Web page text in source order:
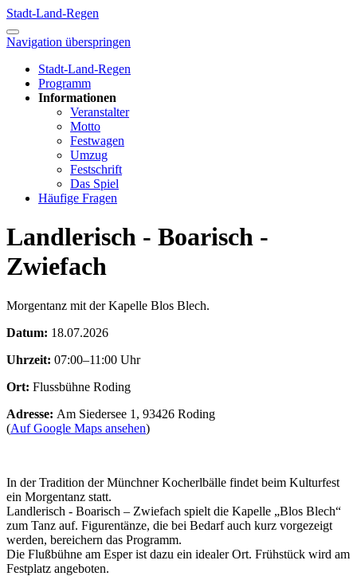
Stadt-Land-Regen
Navigation überspringen
Stadt-Land-Regen
Programm
Informationen
Veranstalter
Motto
Festwagen
Umzug
Festschrift
Das Spiel
Häufige Fragen
Landlerisch - Boarisch -
Zwiefach
Morgentanz mit der Kapelle Blos Blech.
Datum: 18.07.2026
Uhrzeit: 07:00–11:00 Uhr
Ort: Flussbühne Roding
Adresse: Am Siedersee 1, 93426 Roding
(Auf Google Maps ansehen)
In der Tradition der Münchner Kocherlbälle findet beim Kulturfest
ein Morgentanz statt.
Landlerisch - Boarisch – Zwiefach spielt die Kapelle „Blos Blech“
zum Tanz auf. Figurentänze, die bei Bedarf auch kurz vorgezeigt
werden, bereichern das Programm.
Die Flußbühne am Esper ist dazu ein idealer Ort. Frühstück wird am
Festplatz angeboten.